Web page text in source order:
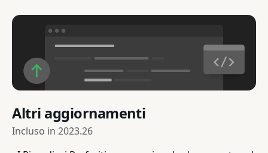
Altri aggiornamenti
Incluso in 2023.26